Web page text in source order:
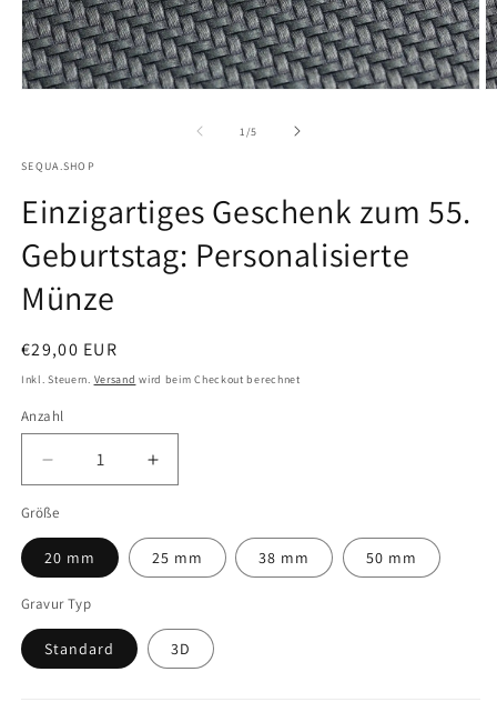
in
öffnen
1 /von
5
SEQUA.SHOP
Einzigartiges Geschenk zum 55.
Geburtstag: Personalisierte
Münze
Normaler
Preis
€29,00 EUR
Inkl. Steuern. Versand wird beim Checkout berechnet
Anzahl
die
Menge
für
Einzigartiges
Geschenk
Menge
für
Geschenk
Größe
20 mm 25 mm 38 mm 50 mm
Gravur Typ
Standard 3D